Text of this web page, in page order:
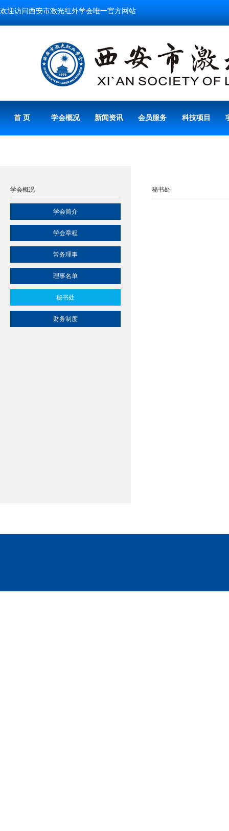
欢迎访问西安市激光红外学会唯一官方网站
首 页 学会概况 新闻资讯 会员服务 科技项目
学会概况
学会简介
学会章程
常务理事
理事名单
秘书处
财务制度
秘书处